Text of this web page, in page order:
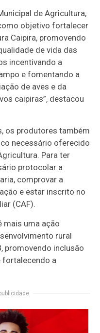
de Agricultura,
objetivo fortalecer
Caipira, promovendo
de vida das
incentivando a
e fomentando a
de aves e da
caipiras”, destacou
os produtores também
necessário oferecido
Para ter
protocolar a
comprovar a
e estar inscrito no
(CAF).
mais uma ação
rural
promovendo inclusão
fortalecendo a